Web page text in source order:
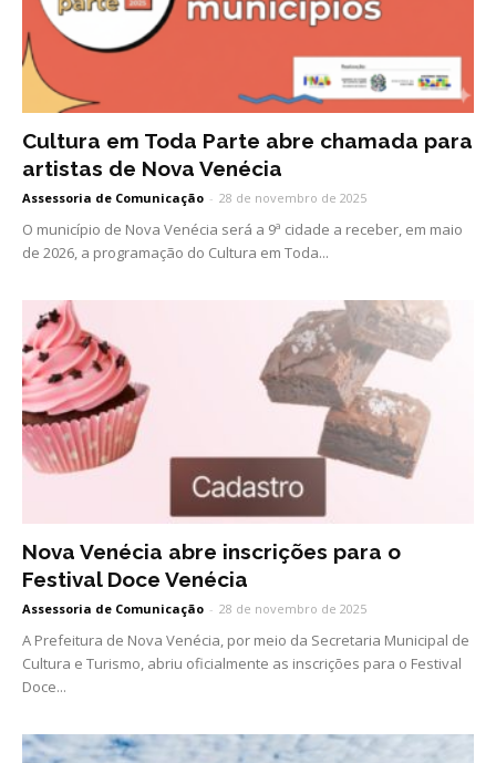
Cultura em Toda Parte abre chamada para
artistas de Nova Venécia
Assessoria de Comunicação - 28 de novembro de 2025
O município de Nova Venécia será a 9ª cidade a receber, em maio
de 2026, a programação do Cultura em Toda...
Nova Venécia abre inscrições para o
Festival Doce Venécia
Assessoria de Comunicação - 28 de novembro de 2025
A Prefeitura de Nova Venécia, por meio da Secretaria Municipal de
Cultura e Turismo, abriu oficialmente as inscrições para o Festival
Doce...